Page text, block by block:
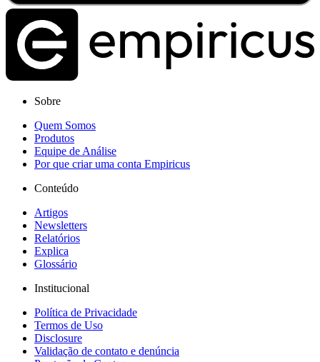
Sobre
Quem Somos
Produtos
Equipe de Análise
Por que criar uma conta Empiricus
Conteúdo
Artigos
Newsletters
Relatórios
Explica
Glossário
Institucional
Política de Privacidade
Termos de Uso
Disclosure
Validação de contato e denúncia